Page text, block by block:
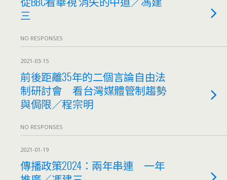
三
NO RESPONSES
2021-03-15
前後距離35年的二個言論自由法
制研討會 看台灣媒體管制趨勢
與侷限／程宗明
NO RESPONSES
2021-01-19
傳播政策2024：兩年串連 一年